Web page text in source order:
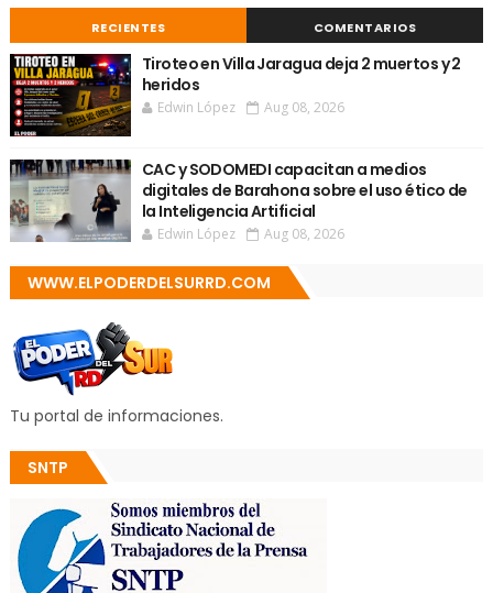
RECIENTES COMENTARIOS
Tiroteo en Villa Jaragua deja 2 muertos y 2
heridos
Edwin López Aug 08, 2026
CAC y SODOMEDI capacitan a medios
digitales de Barahona sobre el uso ético de
la Inteligencia Artificial
Edwin López Aug 08, 2026
WWW.ELPODERDELSURRD.COM
Tu portal de informaciones.
SNTP